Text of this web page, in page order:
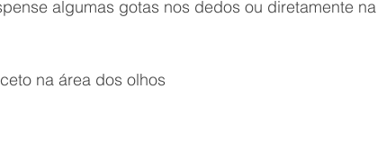
algumas gotas nos dedos ou diretamente na
na área dos olhos